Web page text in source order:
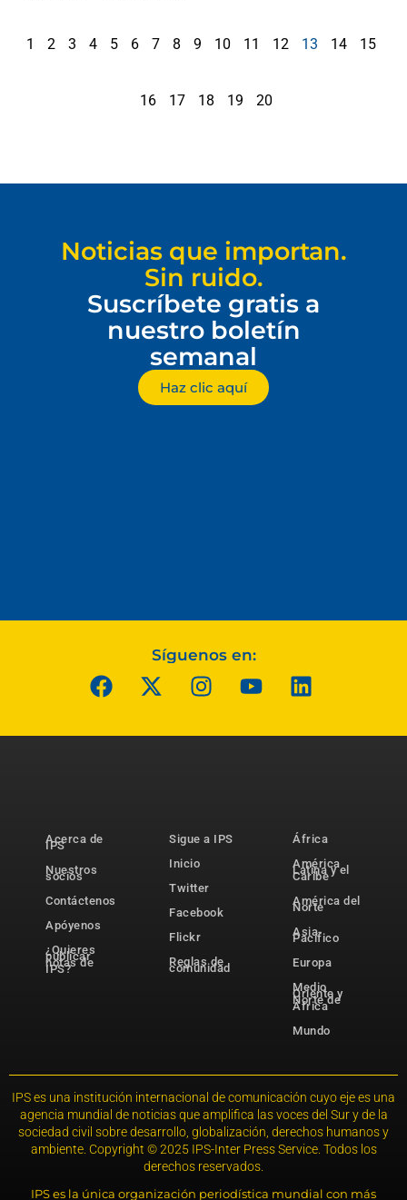
1 2 3 4 5 6 7 8 9 10 11 12 13 14 15
16 17 18 19 20
Noticias que importan.
Sin ruido.
Suscríbete gratis a
nuestro boletín
semanal
Haz clic aquí
Síguenos en:
Acerca de
IPS
Nuestros
socios
Contáctenos
Apóyenos
¿Quieres
publicar
notas de
IPS?
Sigue a IPS
Inicio
Twitter
Facebook
Flickr
Reglas de
comunidad
África
América
Latina y el
Caribe
América del
Norte
Asia-
Pacífico
Europa
Medio
Oriente y
Norte de
África
Mundo
IPS es una institución internacional de comunicación cuyo eje es una
agencia mundial de noticias que amplifica las voces del Sur y de la
sociedad civil sobre desarrollo, globalización, derechos humanos y
ambiente. Copyright © 2025 IPS-Inter Press Service. Todos los
derechos reservados.
IPS es la única organización periodística mundial con más